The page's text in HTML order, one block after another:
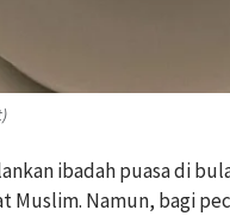
ibadah puasa di
Muslim. Namun, bagi